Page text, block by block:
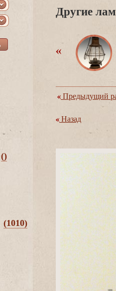
()
(1010)
Другие
Предыдущий
Назад